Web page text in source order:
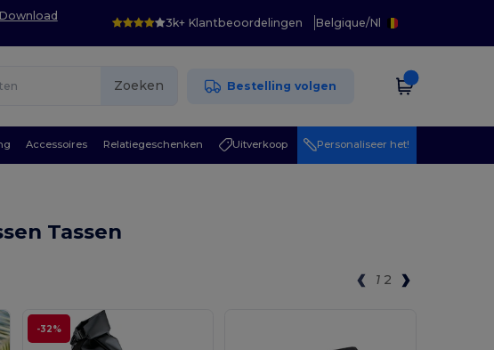
3k+ Klantbeoordelingen Belgique/Nl
Zoeken Bestelling volgen
Accessoires Relatiegeschenken Uitverkoop Personaliseer het!
Tassen
1 2
-32%